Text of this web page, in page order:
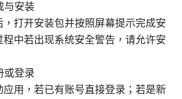
与安装
，打开安装包并按照屏幕提示完成安
程中若出现系统安全警告，请允许安
或登录
应用，若已有账号直接登录；若是新